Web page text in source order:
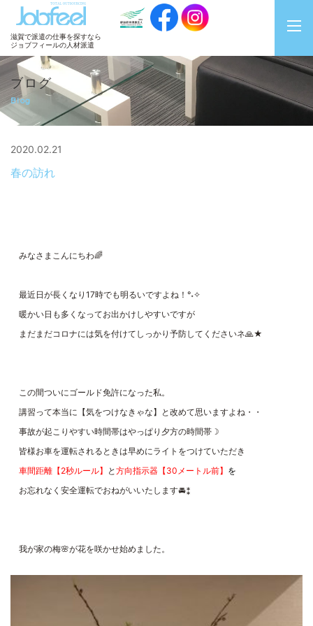
JobFeel
滋賀で派遣の仕事を探すなら
ジョブフィールの人材派遣
ブログ
Blog
2020.02.21
春の訪れ
みなさまこんにちわ🌈
最近日が長くなり17時でも明るいですよね！°˖✧
暖かい日も多くなってお出かけしやすいですが
まだまだコロナには気を付けてしっかり予防してくださいネ🙏★
この間ついにゴールド免許になった私。
講習って本当に【気をつけなきゃな】と改めて思いますよね・・
事故が起こりやすい時間帯はやっぱり夕方の時間帯☽
皆様お車を運転されるときは早めにライトをつけていただき
車間距離【2秒ルール】
と 方向指示器【30メートル前】 を
お忘れなく安全運転でおねがいいたします🚘⁑
我が家の梅🌸が花を咲かせ始めました。